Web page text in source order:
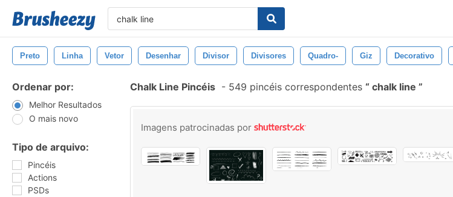
Preto Linha Vetor Desenhar Divisor Divisores Quadro- Giz Decorativo
Ordenar por:
Melhor Resultados
O mais novo
Tipo de arquivo:
Pincéis
Actions
PSDs
Chalk Line Pincéis - 549 pincéis correspondentes chalk line
Imagens patrocinadas por